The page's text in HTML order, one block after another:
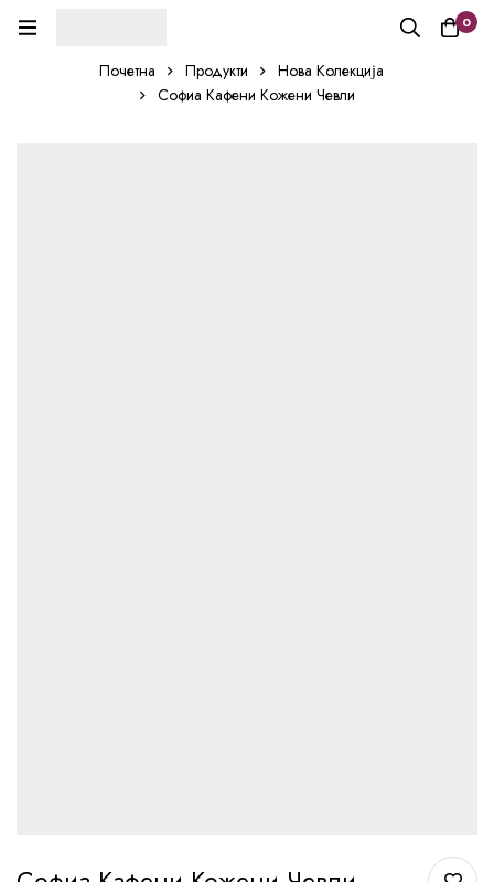
0
Почетна Продукти
Нова Колекција
Софиа Кафени Кожени Чевли